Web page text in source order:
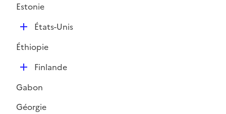
p
e
Estonie
D
p
e
États-Unis
Éthiopie
D
p
l
Finlande
Gabon
Géorgie